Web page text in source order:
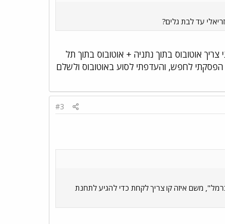
עד לבת גלים?
אוטובוס בתוך נתניה + אוטובוס בתוך תל
טוב נו, את ההגיון בצבא מזמן הפסקתי לחפש, והעדפתי לסוע באוטובוס ולשלם
#3
אמרו לי שאני צריך לקחת קו 910 ואז אני יגיע ל"מרכזית חוף הכרמל", משם איזה קו צריך לקחת כדי להגיע לתחנת